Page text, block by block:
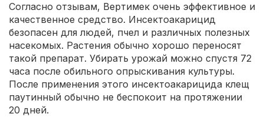
Согласно отзывам, Вертимек очень эффективное и
качественное средство. Инсектоакарицид
безопасен для людей, пчел и различных полезных
насекомых. Растения обычно хорошо переносят
такой препарат. Убирать урожай можно спустя 72
часа после обильного опрыскивания культуры.
После применения этого инсектоакарицида клещ
паутинный обычно не беспокоит на протяжении
20 дней.